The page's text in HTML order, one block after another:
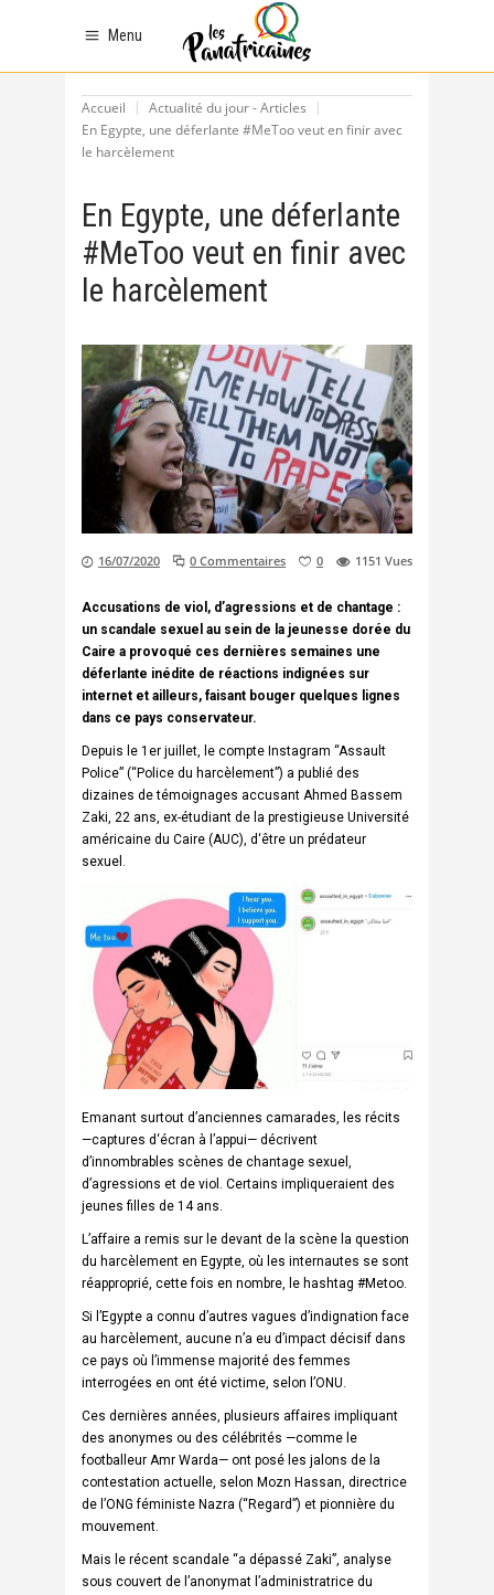
Menu
Accueil
Actualité du jour - Articles
En Egypte, une déferlante #MeToo veut en finir avec
le harcèlement
En Egypte, une déferlante
#MeToo veut en finir avec
le harcèlement
16/07/2020 0 Commentaires 0 1151 Vues
Accusations de viol, d’agressions et de chantage :
un scandale sexuel au sein de la jeunesse dorée du
Caire a provoqué ces dernières semaines une
déferlante inédite de réactions indignées sur
internet et ailleurs, faisant bouger quelques lignes
dans ce pays conservateur.
Depuis le 1er juillet, le compte Instagram “Assault
Police” (“Police du harcèlement”) a publié des
dizaines de témoignages accusant Ahmed Bassem
Zaki, 22 ans, ex-étudiant de la prestigieuse Université
américaine du Caire (AUC), d‘être un prédateur
sexuel.
Emanant surtout d’anciennes camarades, les récits
—captures d‘écran à l’appui— décrivent
d’innombrables scènes de chantage sexuel,
d’agressions et de viol. Certains impliqueraient des
jeunes filles de 14 ans.
L’affaire a remis sur le devant de la scène la question
du harcèlement en Egypte, où les internautes se sont
réapproprié, cette fois en nombre, le hashtag #Metoo.
Si l’Egypte a connu d’autres vagues d’indignation face
au harcèlement, aucune n’a eu d’impact décisif dans
ce pays où l’immense majorité des femmes
interrogées en ont été victime, selon l’ONU.
Ces dernières années, plusieurs affaires impliquant
des anonymes ou des célébrités —comme le
footballeur Amr Warda— ont posé les jalons de la
contestation actuelle, selon Mozn Hassan, directrice
de l’ONG féministe Nazra (“Regard”) et pionnière du
mouvement.
Mais le récent scandale “a dépassé Zaki”, analyse
sous couvert de l’anonymat l’administratrice du